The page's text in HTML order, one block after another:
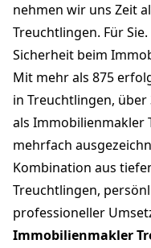
nehmen wir uns Zeit
Treuchtlingen. Für
Sicherheit beim
Mit mehr als 875
in Treuchtlingen,
als Immobilienmakler
mehrfach
Kombination aus
Treuchtlingen,
professioneller
Immobilienmakler